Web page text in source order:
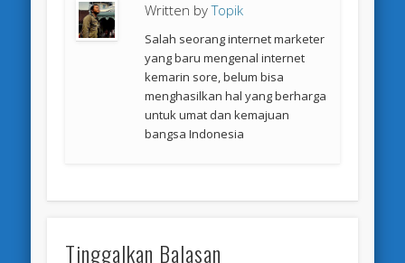
Written byTopik
Salah seorang internet marketer
yang baru mengenal internet
kemarin sore, belum bisa
menghasilkan hal yang berharga
untuk umat dan kemajuan
bangsa Indonesia
Tinggalkan Balasan